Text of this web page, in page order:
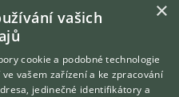
STRÁNKA
×
vašich
cookie a podobné technologie
vašem zařízení a ke zpracování
jedinečné identifikátory a